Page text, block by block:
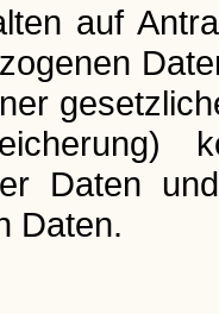
auf
Daten
Daten.